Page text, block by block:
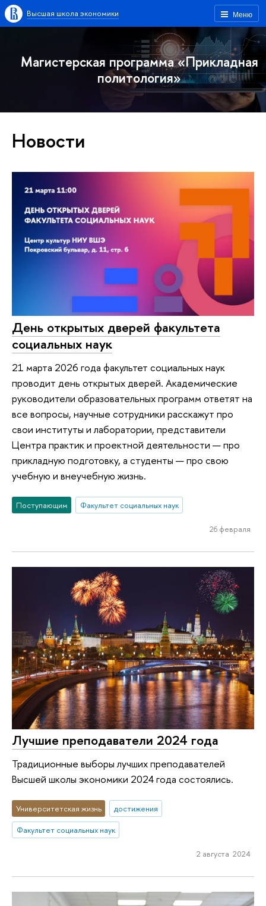
Меню
Высшая школа экономики
Магистерская программа «Прикладная
политология»
Новости
День открытых дверей факультета
социальных наук
21 марта 2026 года факультет социальных наук
проводит день открытых дверей. Академические
руководители образовательных программ ответят на
все вопросы, научные сотрудники расскажут про
свои институты и лаборатории, представители
Центра практик и проектной деятельности — про
прикладную подготовку, а студенты — про свою
учебную и внеучебную жизнь.
Поступающим Факультет социальных наук
26 февраля
Лучшие преподаватели 2024 года
Традиционные выборы лучших преподавателей
Высшей школы экономики 2024 года состоялись.
Университетская жизнь
достижения
Факультет социальных наук
2 августа 2024